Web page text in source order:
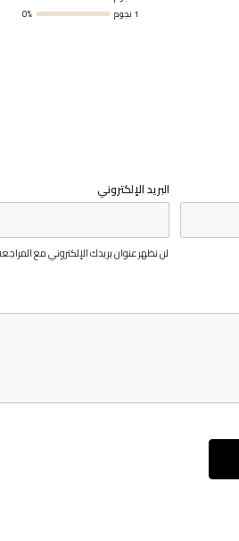
1 نجوم
0%
البريد الإلكتروني
لن نظهر عنوان بريدك الإلكتروني مع